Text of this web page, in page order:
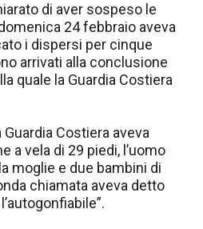
di aver sospeso le
24 febbraio aveva
i dispersi per cinque
arrivati alla conclusione
quale la Guardia Costiera
Costiera aveva
a vela di 29 piedi, l’uomo
moglie e due bambini di
chiamata aveva detto